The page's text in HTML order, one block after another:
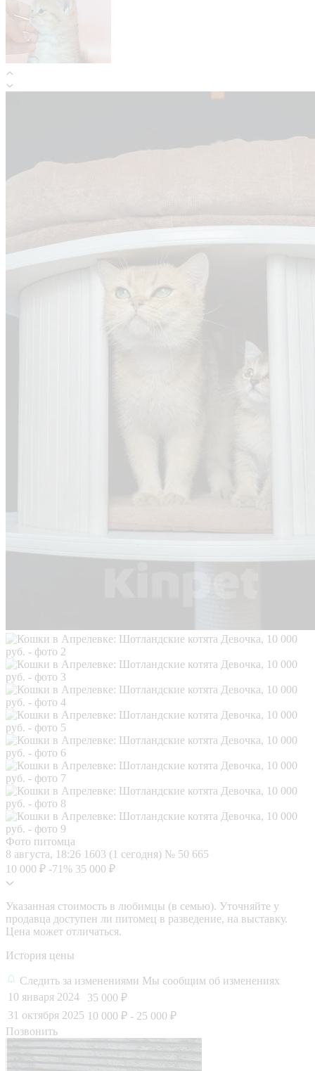
Фото питомца
8 августа, 18:26 1603 (1 сегодня) № 50 665
10 000 ₽ -71% 35 000 ₽
Указанная стоимость в любимцы (в семью). Уточняйте у
продавца доступен ли питомец в разведение, на выставку.
Цена может отличаться.
История цены
Следить за изменениями Мы сообщим об изменениях
10 января 2024
35 000 ₽
31 октября 2025 10 000 ₽ - 25 000 ₽
Позвонить